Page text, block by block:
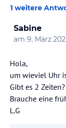
1 weitere
Sabine
am 9. März
Hola,
um wieviel Uhr
Gibt es 2 Zeiten?
Brauche eine
L.G